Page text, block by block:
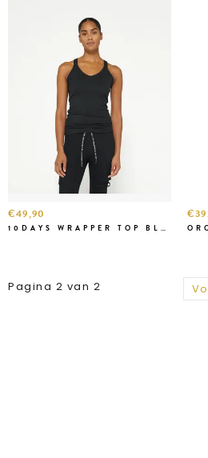
€49,90
10DAYS WRAPPER TOP BLACK
Pagina 2 van 2